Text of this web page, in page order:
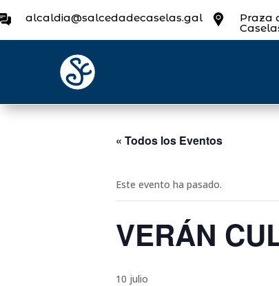
alcaldia@salcedadecaselas.gal Praza
« Todos los Eventos
Este evento ha pasado.
VERÁN
10 julio